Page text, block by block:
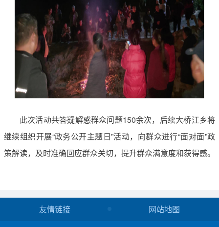
此次活动共答疑解惑群众问题150余次，后续大桥江乡将
继续组织开展“政务公开主题日”活动，向群众进行“面对面”政
策解读，及时准确回应群众关切，提升群众满意度和获得感。
友情链接 网站地图